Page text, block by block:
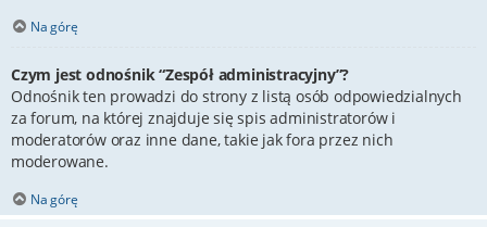
Na górę
Czym jest odnośnik “Zespół administracyjny”?
Odnośnik ten prowadzi do strony z listą osób odpowiedzialnych
za forum, na której znajduje się spis administratorów i
moderatorów oraz inne dane, takie jak fora przez nich
moderowane.
Na górę